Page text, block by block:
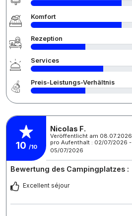
Komfort
Rezeption
Services
Preis-Leistungs-Verhältnis
10 /10
Nicolas F.
Veröffentlicht am 08.07.2026
pro Aufenthalt : 02/07/2026 -
05/07/2026
Bewertung des Campingplatzes :
Excellent séjour